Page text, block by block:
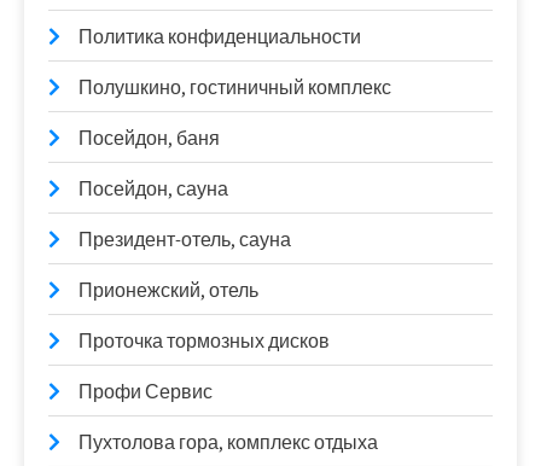
Политика конфиденциальности
Полушкино, гостиничный комплекс
Посейдон, баня
Посейдон, сауна
Президент-отель, сауна
Прионежский, отель
Проточка тормозных дисков
Профи Сервис
Пухтолова гора, комплекс отдыха